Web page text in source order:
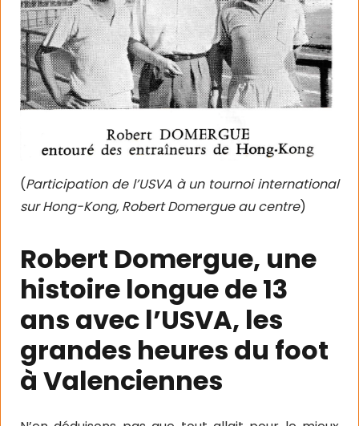
(Participation de l’USVA à un tournoi international
sur Hong-Kong, Robert Domergue au centre)
Robert Domergue, une
histoire longue de 13
ans avec l’USVA, les
grandes heures du foot
à Valenciennes